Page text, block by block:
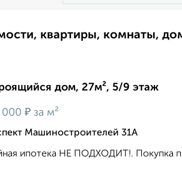
квартиры, комнаты,
дом, 27м², 5/9 этаж
000 ₽ за м²
Машиностроителей 31А
ипотека НЕ ПОДХОДИТ!. Покупка